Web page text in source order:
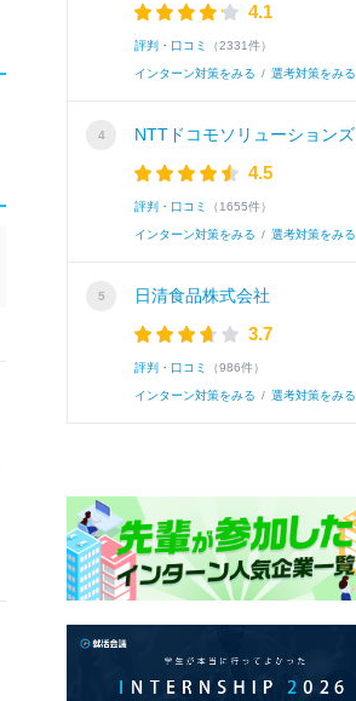
4.1
評判・口コミ （2331件）
インターン対策をみる / 選考対策をみる
NTTドコモソリューションズ株式会社
4.5
評判・口コミ （1655件）
インターン対策をみる / 選考対策をみる
日清食品株式会社
3.7
評判・口コミ （986件）
インターン対策をみる / 選考対策をみる